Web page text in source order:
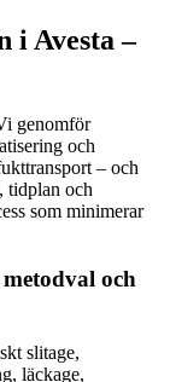
i Avesta –
genomför
och
– och
tidplan och
som minimerar
och
slitage,
läckage,